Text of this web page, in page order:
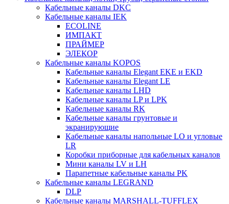
Кабельные каналы DKC
Кабельные каналы IEK
ECOLINE
ИМПАКТ
ПРАЙМЕР
ЭЛЕКОР
Кабельные каналы KOPOS
Кабельные каналы Elegant EKE и EKD
Кабельные каналы Elegant LE
Кабельные каналы LHD
Кабельные каналы LP и LPK
Кабельные каналы RK
Кабельные каналы грунтовые и
экранирующие
Кабельные каналы напольные LO и угловые
LR
Коробки приборные для кабельных каналов
Мини каналы LV и LH
Парапетные кабельные каналы PK
Кабельные каналы LEGRAND
DLP
Кабельные каналы MARSHALL-TUFFLEX